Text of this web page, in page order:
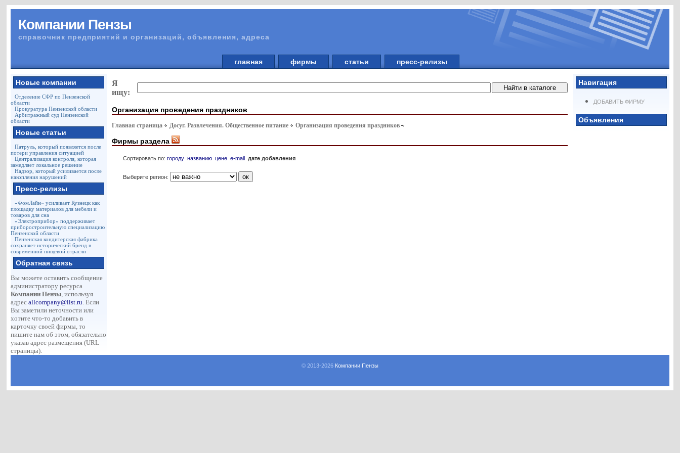
Компании Пензы
справочник предприятий и организаций, объявления, адреса
главная фирмы статьи пресс-релизы
Новые компании
Отделение СФР по Пензенской
области
Прокуратура Пензенской области
Арбитражный суд Пензенской
области
Новые статьи
Патруль, который появляется после
потери управления ситуацией
Централизация контроля, которая
замедляет локальное решение
Надзор, который усиливается после
накопления нарушений
Пресс-релизы
«ФомЛайн» усиливает Кузнецк как
площадку материалов для мебели и
товаров для сна
«Электроприбор» поддерживает
приборостроительную специализацию
Пензенской области
Пензенская кондитерская фабрика
сохраняет исторический бренд в
современной пищевой отрасли
Обратная связь
Вы можете оставить сообщение
администратору ресурса
Компании Пензы, используя
адресallcompany@list.ru. Если
Вы заметили неточности или
хотите что-то добавить в
карточку своей фирмы, то
пишите нам об этом, обязательно
указав адрес размещения (URL
страницы).
Навигация
ДОБАВИТЬ ФИРМУ
Объявления
Я
ищу:
Организация проведения праздников
Главная страница Досуг. Развлечения. Общественное питание Организация проведения праздников
Фирмы раздела
Сортировать по:городу названию цене e-mail дате добавления
Выберите регион:
© 2013-2026 Компании Пензы